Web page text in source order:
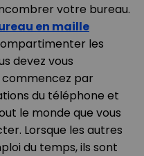
votre bureau.
en maille
les
devez vous
par
du téléphone et
le monde que vous
Lorsque les autres
du temps, ils sont